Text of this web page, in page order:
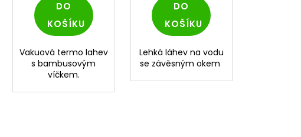
DO
KOŠÍKU
Vakuová termo lahev
s bambusovým
víčkem.
DO
KOŠÍKU
Lehká láhev na vodu
se závěsným okem